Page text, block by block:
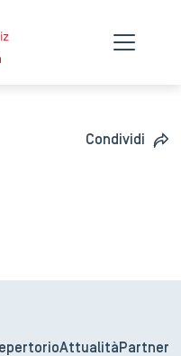
Condividi
Attualità Partner